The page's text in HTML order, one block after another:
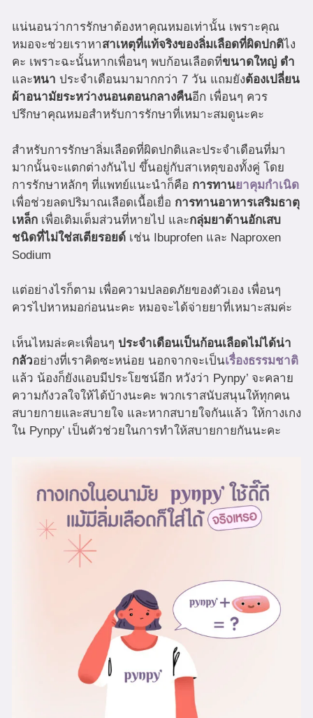
แน่นอนว่าการรักษาต้องหาคุณหมอเท่านั้น เพราะคุณ
หมอจะช่วยเราหาสาเหตุที่แท้จริงของลิ่มเลือดที่ผิดปกติไง
คะ เพราะฉะนั้นหากเพื่อนๆ พบก้อนเลือดที่ขนาดใหญ่ ดำ
และหนา ประจำเดือนมามากกว่า 7 วัน แถมยังต้องเปลี่ยน
ผ้าอนามัยระหว่างนอนตอนกลางคืนอีก เพื่อนๆ ควร
ปรึกษาคุณหมอสำหรับการรักษาที่เหมาะสมดูนะคะ
สำหรับการรักษาลิ่มเลือดที่ผิดปกติและประจำเดือนที่มา
มากนั้นจะแตกต่างกันไป ขึ้นอยู่กับสาเหตุของทั้งคู่ โดย
การรักษาหลักๆ ที่แพทย์แนะนำก็คือ การทานยาคุมกำเนิด
เพื่อช่วยลดปริมาณเลือดเนื้อเยื่อ การทานอาหารเสริมธาตุ
เหล็ก เพื่อเติมเต็มส่วนที่หายไป และกลุ่มยาต้านอักเสบ
ชนิดที่ไม่ใช่สเตียรอยด์ เช่น Ibuprofen และ Naproxen
Sodium
แต่อย่างไรก็ตาม เพื่อความปลอดภัยของตัวเอง เพื่อนๆ
ควรไปหาหมอก่อนนะคะ หมอจะได้จ่ายยาที่เหมาะสมค่ะ
เห็นไหมล่ะคะเพื่อนๆ ประจำเดือนเป็นก้อนเลือดไม่ได้น่า
กลัวอย่างที่เราคิดซะหน่อย นอกจากจะเป็นเรื่องธรรมชาติ
แล้ว น้องก็ยังแอบมีประโยชน์อีก หวังว่า Pynpy’ จะคลาย
ความกังวลใจให้ได้บ้างนะคะ พวกเราสนับสนุนให้ทุกคน
สบายกายและสบายใจ และหากสบายใจกันแล้ว ให้กางเกง
ใน Pynpy’ เป็นตัวช่วยในการทำให้สบายกายกันนะคะ